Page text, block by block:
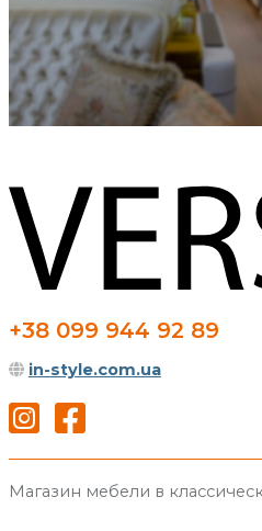
+38 099 944 92 89
in-style.com.ua
Магазин мебели в